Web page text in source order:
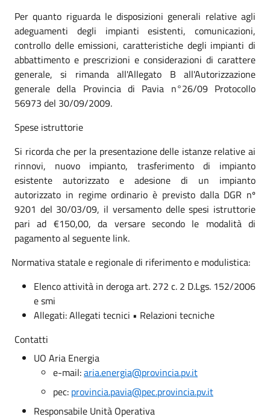
Per quanto riguarda le disposizioni generali relative agli
adeguamenti degli impianti esistenti, comunicazioni,
controllo delle emissioni, caratteristiche degli impianti di
abbattimento e prescrizioni e considerazioni di carattere
generale, si rimanda all'Allegato B all'Autorizzazione
generale della Provincia di Pavia n°26/09 Protocollo
56973 del 30/09/2009.
Spese istruttorie
Si ricorda che per la presentazione delle istanze relative ai
rinnovi, nuovo impianto, trasferimento di impianto
esistente autorizzato e adesione di un impianto
autorizzato in regime ordinario è previsto dalla DGR nº
9201 del 30/03/09, il versamento delle spesi istruttorie
pari ad €150,00, da versare secondo le modalità di
pagamento al seguente link.
Normativa statale e regionale di riferimento e modulistica:
Elenco attività in deroga art. 272 c. 2 D.Lgs. 152/2006
e smi
Allegati: Allegati tecnici • Relazioni tecniche
Contatti
UO Aria Energia
e-mail:aria.energia@provincia.pv.it
pec: provincia.pavia@pec.provincia.pv.it
Responsabile Unità Operativa